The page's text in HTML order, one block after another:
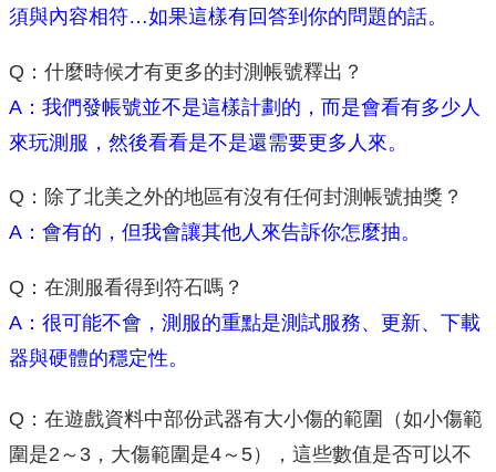
須與內容相符…如果這樣有回答到你的問題的話。
Q：什麼時候才有更多的封測帳號釋出？
A：我們發帳號並不是這樣計劃的，而是會看有多少人
來玩測服，然後看看是不是還需要更多人來。
Q：除了北美之外的地區有沒有任何封測帳號抽獎？
A：會有的，但我會讓其他人來告訴你怎麼抽。
Q：在測服看得到符石嗎？
A：很可能不會，測服的重點是測試服務、更新、下載
器與硬體的穩定性。
Q：在遊戲資料中部份武器有大小傷的範圍（如小傷範
圍是2～3，大傷範圍是4～5），這些數值是否可以不